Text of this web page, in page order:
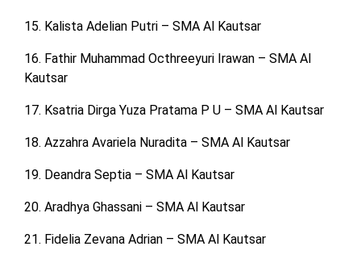
15. Kalista Adelian Putri – SMA Al Kautsar
16. Fathir Muhammad Octhreeyuri Irawan – SMA Al
Kautsar
17. Ksatria Dirga Yuza Pratama P U – SMA Al Kautsar
18. Azzahra Avariela Nuradita – SMA Al Kautsar
19. Deandra Septia – SMA Al Kautsar
20. Aradhya Ghassani – SMA Al Kautsar
21. Fidelia Zevana Adrian – SMA Al Kautsar